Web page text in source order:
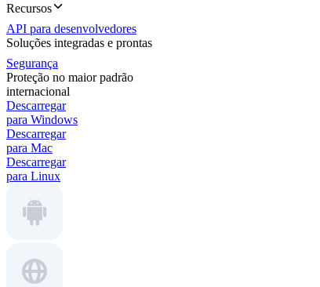
Recursos
API para desenvolvedores
Soluções integradas e prontas
Segurança
Proteção no maior padrão
internacional
Descarregar
para Windows
Descarregar
para Mac
Descarregar
para Linux